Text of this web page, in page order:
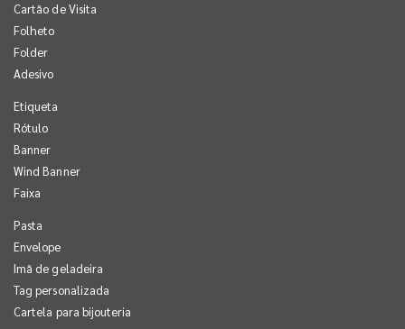
Cartão de Visita
Folheto
Folder
Adesivo
Etiqueta
Rótulo
Banner
Wind Banner
Faixa
Pasta
Envelope
Imã de geladeira
Tag personalizada
Cartela para bijouteria